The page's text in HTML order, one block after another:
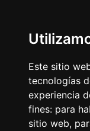
Este sitio
tecnologías
experiencia
fines: para
sitio web,